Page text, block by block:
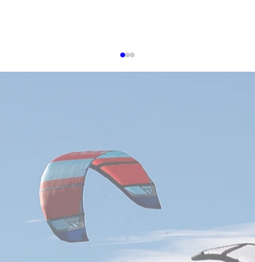
「為替変動に対応する産業支
援タスクフォース」を立ち上
げ、初期段階として3か月間
の運用を開始した。また、中
小企業向けに三つの為替リス
クヘッジ手段を推奨し、為替